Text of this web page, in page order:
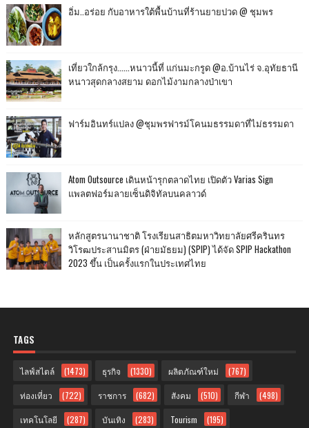
อิ่ม..อร่อย กับอาหารใต้พื้นบ้านที่ร้านยายปวด @ ชุมพร
เที่ยวใกล้กรุง......หนาวนี้ที่ แก่นมะกรูด @อ.บ้านไร่ จ.อุทัยธานี
หนาวสุดกลางสยาม ดอกไม้งามกลางป่าเขา
ฟาร์มอินทร์แปลง @ชุมพรฟารม์โคนมธรรมดาที่ไม่ธรรมดา
Atom Outsource เดินหน้ารุกตลาดไทย เปิดตัว Varias Sign
แพลตฟอร์มลายเซ็นดิจิทัลบนคลาวด์
หลักสูตรนานาชาติ โรงเรียนสาธิตมหาวิทยาลัยศรีครินทร
วิโรฒประสานมิตร (ฝ่ายมัธยม) (SPIP) ได้จัด SPIP Hackathon
2023 ขึ้น เป็นครั้งแรกในประเทศไทย
TAGS
ไลฟ์สไตล์ (1473) ธุรกิจ (1330) ผลิตภัณฑ์ใหม่ (767)
ท่องเที่ยว (722) ราชการ (682) สังคม (510) กีฬา (498)
เทคโนโลยี (287) บันเทิง (283) Tourism (195)